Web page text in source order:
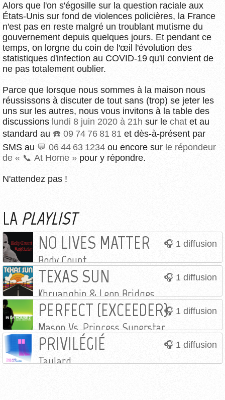
Alors que l'on s'égosille sur la question raciale aux
États-Unis sur fond de violences policières, la France
n'est pas en reste malgré un troublant mutisme du
gouvernement depuis quelques jours. Et pendant ce
temps, on lorgne du coin de l'œil l'évolution des
statistiques d'infection au COVID-19 qu'il convient de
ne pas totalement oublier.
Parce que lorsque nous sommes à la maison nous
réussissons à discuter de tout sans (trop) se jeter les
uns sur les autres, nous vous invitons à la table des
discussions lundi 8 juin 2020 à 21h sur le chat et au
standard au
09 74 76 81 81 et dès-à-présent par
SMS au
06 44 63 1234 ou encore sur le répondeur
de « 📞 At Home » pour y répondre.
N'attendez pas !
LA PLAYLIST
1 diffusion
NO LIVES MATTER
Body Count
1 diffusion
TEXAS SUN
Khruangbin & Leon Bridges
1 diffusion
PERFECT (EXCEEDER)
Mason Vs. Princess Superstar
1 diffusion
PRIVILÉGIÉ
Taulard